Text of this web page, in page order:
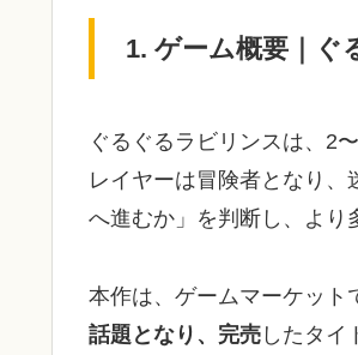
1. ゲーム概要｜ぐ
ぐるぐるラビリンスは、2
レイヤーは冒険者となり
へ進むか」を判断し、より
本作は、ゲームマーケット
話題となり、完売 したタイ